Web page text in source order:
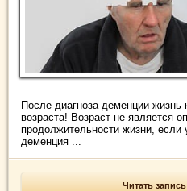
После диагноза деменции жизнь
возраста! Возраст не является
продолжительности жизни, если
деменция ...
Читать